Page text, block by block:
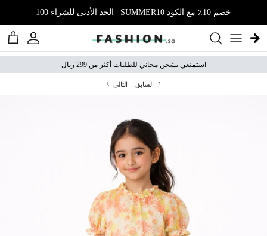
خصم 10٪ مع الكود SUMMER10 | الحد الأدنى للشراء 100
الحساب
استمتعي بشحن مجاني للطلبات أكثر من 299 ريال
السابق التالي